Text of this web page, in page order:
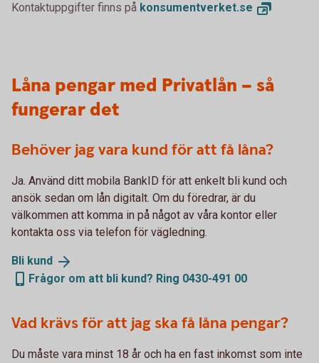
Kontaktuppgifter finns på konsumentverket.se
Låna pengar med Privatlån – så
fungerar det
Behöver jag vara kund för att få låna?
Ja. Använd ditt mobila BankID för att enkelt bli kund och
ansök sedan om lån digitalt. Om du föredrar, är du
välkommen att komma in på något av våra kontor eller
kontakta oss via telefon för vägledning.
Bli kund
Frågor om att bli kund? Ring 0430-491 00
Vad krävs för att jag ska få låna pengar?
Du måste vara minst 18 år och ha en fast inkomst som inte